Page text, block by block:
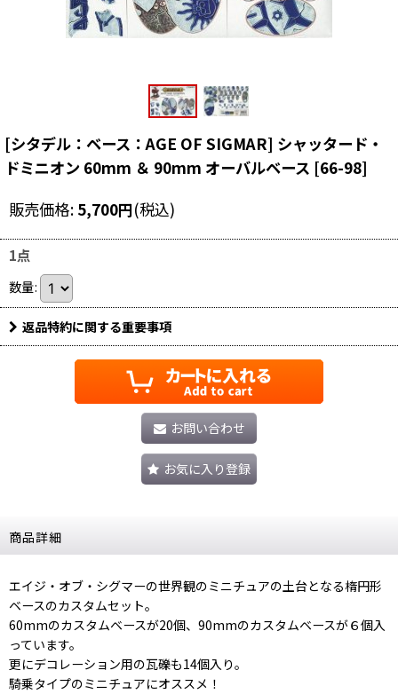
[シタデル：ベース：AGE OF SIGMAR] シャッタード・
ドミニオン 60mm ＆ 90mm オーバルベース [66-98]
販売価格: 5,700円(税込)
1点
数量:
返品特約に関する重要事項
お問い合わせ
お気に入り登録
商品詳細
エイジ・オブ・シグマーの世界観のミニチュアの土台となる楕円形
ベースのカスタムセット。
60mmのカスタムベースが20個、90mmのカスタムベースが６個入
っています。
更にデコレーション用の瓦礫も14個入り。
騎乗タイプのミニチュアにオススメ！